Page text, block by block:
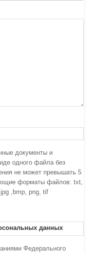
документы и
одного файла без
не может превышать 5
форматы файлов: txt,
,bmp, png, tif
данных
Федерального